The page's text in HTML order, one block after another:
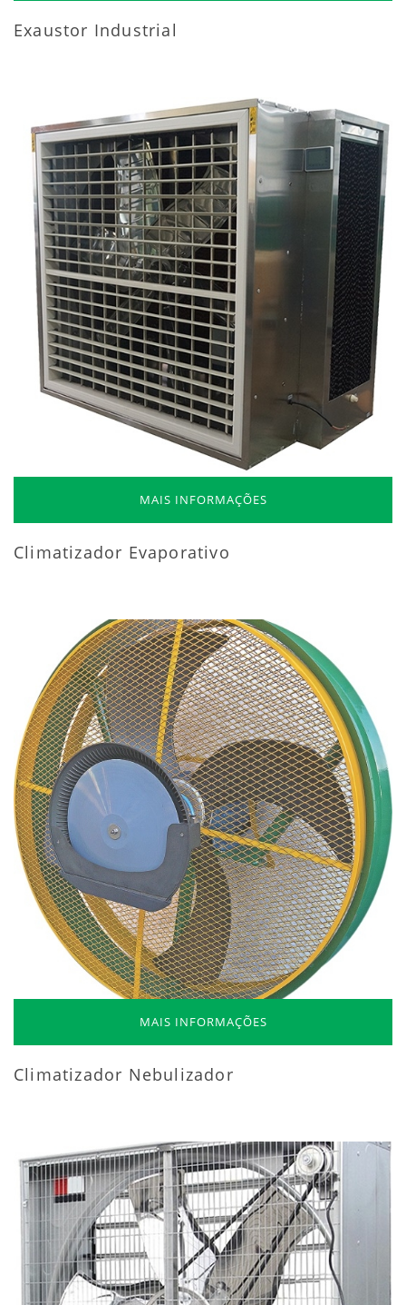
Exaustor Industrial
MAIS INFORMAÇÕES
Climatizador Evaporativo
MAIS INFORMAÇÕES
Climatizador Nebulizador